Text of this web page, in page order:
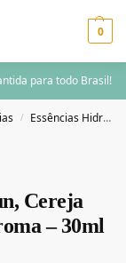
0
para todo Brasil!
/ Essências Hidrossolúveis 30ml
Cereja
– 30ml